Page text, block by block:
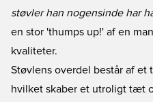
støvler han nogensinde har
en stor 'thumps up!' af en
kvaliteter.
Støvlens overdel består af
hvilket skaber et utroligt tæt